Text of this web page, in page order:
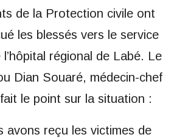
de la Protection civile ont
les blessés vers le service
régional de Labé. Le
Dian Souaré, médecin-chef
le point sur la situation :
avons reçu les victimes de